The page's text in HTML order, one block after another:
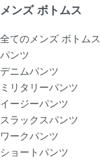
メンズ ボトムス
全てのメンズ ボトムス
パンツ
デニムパンツ
ミリタリーパンツ
イージーパンツ
スラックスパンツ
ワークパンツ
ショートパンツ